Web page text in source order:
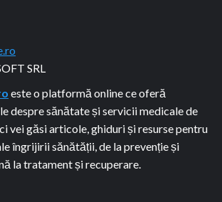
SRL
este o platformă online ce oferă
despre sănătate și servicii medicale de
vei găsi articole, ghiduri și resurse pentru
îngrijirii sănătății, de la prevenție și
la tratament și recuperare.